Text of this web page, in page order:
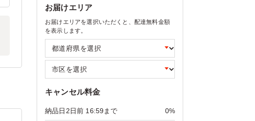
お届けエリア
お届けエリアを選択いただくと、配達無料金額
を表示します。
キャンセル料金
納品日2日前 16:59まで 0%